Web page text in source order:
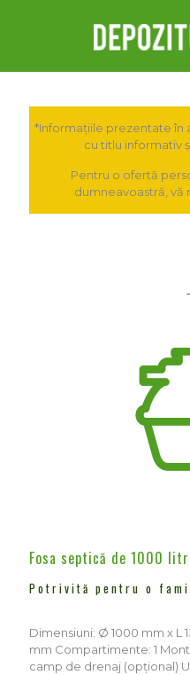
*Informațiile prezentate în
cu titlu informativ
Pentru o ofertă
dumneavoastră, vă
Fosa septică de 1000
Potrivită pentru o
Dimensiuni: Ø 1000 mm x L
mm Compartimente: 1
camp de drenaj (opțional)